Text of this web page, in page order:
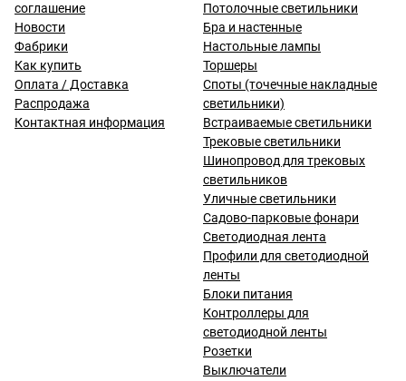
соглашение
Новости
Фабрики
Как купить
Оплата / Доставка
Распродажа
Контактная информация
Потолочные светильники
Бра и настенные
Настольные лампы
Торшеры
Споты (точечные накладные
светильники)
Встраиваемые светильники
Трековые светильники
Шинопровод для трековых
светильников
Уличные светильники
Садово-парковые фонари
Светодиодная лента
Профили для светодиодной
ленты
Блоки питания
Контроллеры для
светодиодной ленты
Розетки
Выключатели